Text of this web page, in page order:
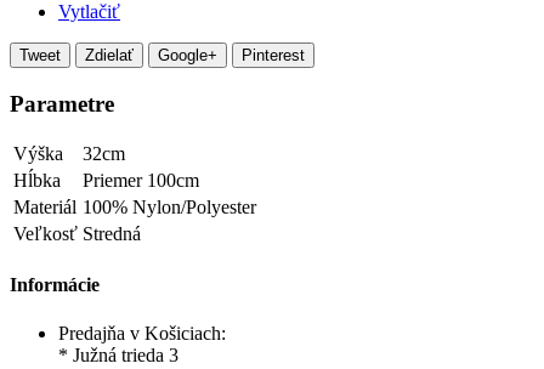
Vytlačiť
Tweet Zdielať Google+ Pinterest
Parametre
Výška
32cm
Hĺbka
Priemer 100cm
Materiál 100% Nylon/Polyester
Veľkosť Stredná
Informácie
Predajňa v Košiciach:
* Južná trieda 3